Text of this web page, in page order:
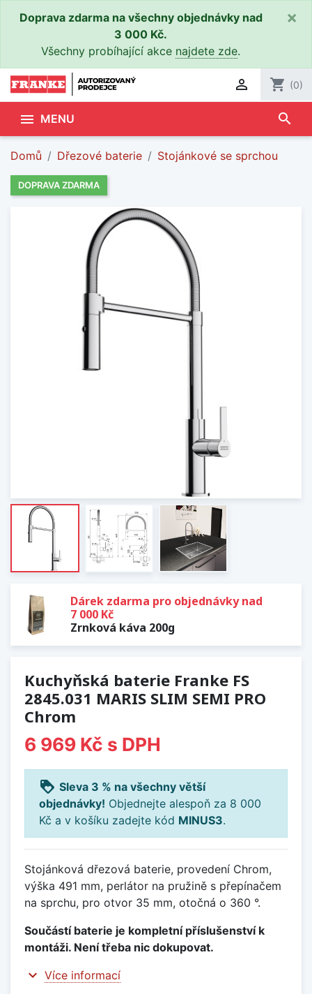
Doprava zdarma na všechny objednávky nad
3 000 Kč.
Všechny probíhající akce najdete zde.
×
 shopping_cart (0)
 MENU search
Domů Dřezové baterie Stojánkové se sprchou
DOPRAVA ZDARMA
Dárek zdarma pro objednávky nad
7 000 Kč
Zrnková káva 200g
Kuchyňská baterie Franke FS
2845.031 MARIS SLIM SEMI PRO
Chrom
6 969 Kč s DPH
loyalty Sleva 3 % na všechny větší
objednávky! Objednejte alespoň za 8 000
Kč a v košíku zadejte kód MINUS3.
Stojánková dřezová baterie, provedení Chrom,
výška 491 mm, perlátor na pružině s přepínačem
na sprchu, pro otvor 35 mm, otočná o 360 °.
Součástí baterie je kompletní příslušenství k
montáži. Není třeba nic dokupovat.
expand_more Více informací